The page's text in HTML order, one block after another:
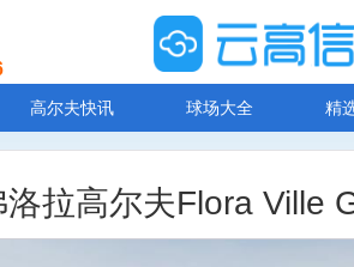
高尔夫快讯 球场大全 精
拉高尔夫Flora Ville